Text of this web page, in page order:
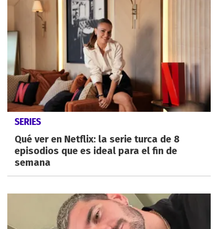
SERIES
Qué ver en Netflix: la serie turca de 8
episodios que es ideal para el fin de
semana